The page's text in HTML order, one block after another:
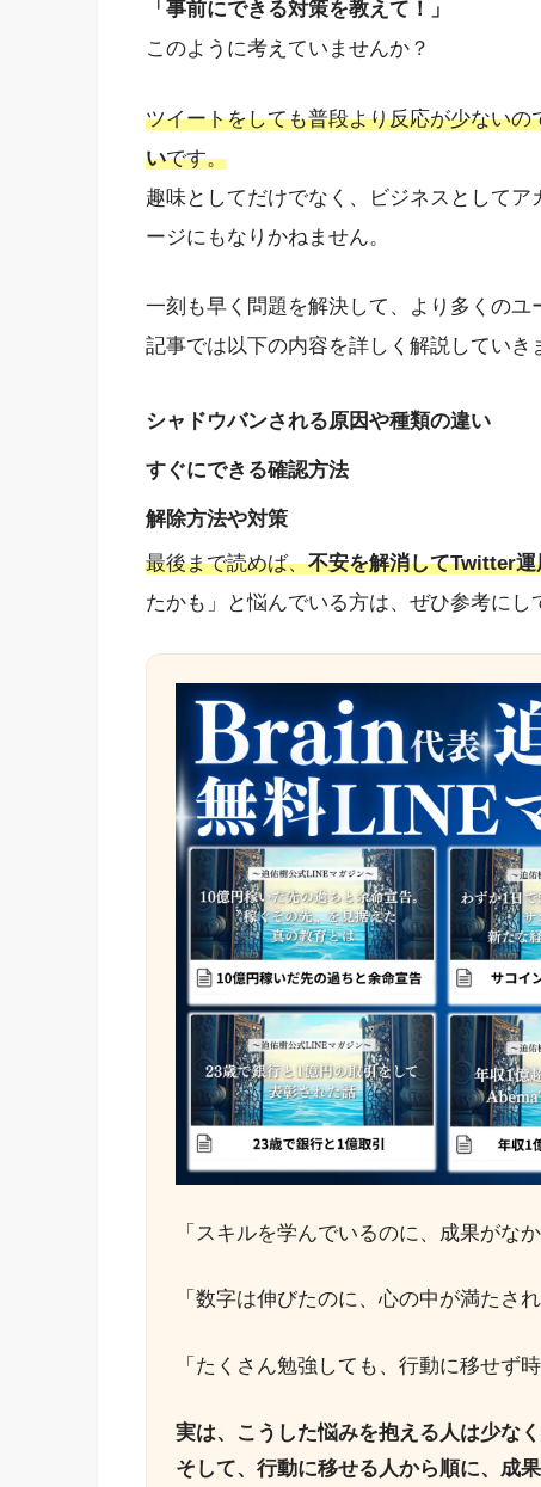
「事前にできる対策を教えて！」
このように考えていませんか？
ツイートをしても普段より反応が少ないの
いです。
趣味としてだけでなく、ビジネスとして
ージにもなりかねません。
一刻も早く問題を解決して、より多くの
記事では以下の内容を詳しく解説していき
シャドウバンされる原因や種類の違い
すぐにできる確認方法
解除方法や対策
最後まで読めば、不安を解消してTwitter運
たかも」と悩んでいる方は、ぜひ参考にし
「スキルを学んでいるのに、成果がな
「数字は伸びたのに、心の中が満たさ
「たくさん勉強しても、行動に移せず
実は、こうした悩みを抱える人は少なく
そして、行動に移せる人から順に、成